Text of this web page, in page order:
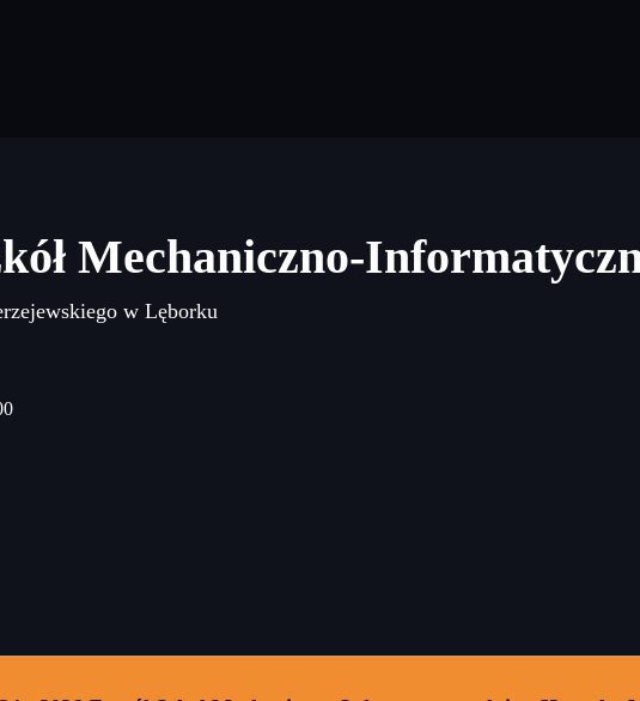
Mechaniczno-
w Lęborku